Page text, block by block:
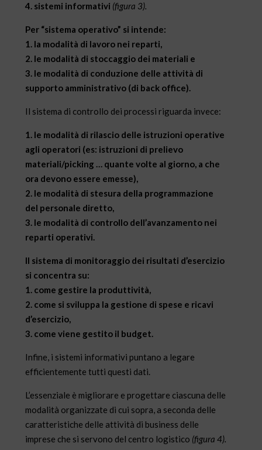
4. sistemi informativi (figura 3).
Per “sistema operativo” si intende:
1. la modalità di lavoro nei reparti,
2. le modalità di stoccaggio dei materiali e
3. le modalità di conduzione delle attività di
supporto amministrativo (di back office).
Il sistema di controllo dei processi riguarda invece:
1. le modalità di rilascio delle istruzioni operative
agli operatori (es: istruzioni di prelievo
materiali/picking … quante volte al giorno, a che
ora devono essere emesse),
2. le modalità di stesura della programmazione
del personale diretto,
3. le modalità di controllo dell’avanzamento nei
reparti operativi.
Il sistema di monitoraggio dei risultati d’esercizio
si concentra su:
1. come gestire la produttività,
2. come si sviluppa la gestione di spese e ricavi
d’esercizio,
3. come viene gestito il budget.
Infine, i sistemi informativi puntano a legare
efficientemente tutti questi dati.
L’essenziale è migliorare e progettare ciascuna delle
modalità organizzate di cui sopra, a seconda delle
caratteristiche delle attività di business delle
imprese che si servono del centro logistico (figura 4).